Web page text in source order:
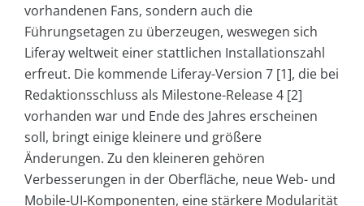
vorhandenen Fans, sondern auch die
Führungsetagen zu überzeugen, weswegen sich
Liferay weltweit einer stattlichen Installationszahl
erfreut. Die kommende Liferay-Version 7 [1], die bei
Redaktionsschluss als Milestone-Release 4 [2]
vorhanden war und Ende des Jahres erscheinen
soll, bringt einige kleinere und größere
Änderungen. Zu den kleineren gehören
Verbesserungen in der Oberfläche, neue Web- und
Mobile-UI-Komponenten, eine stärkere Modularität